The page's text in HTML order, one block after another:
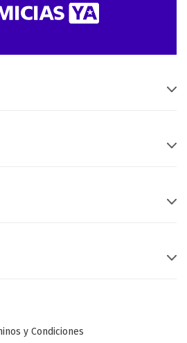
y Condiciones